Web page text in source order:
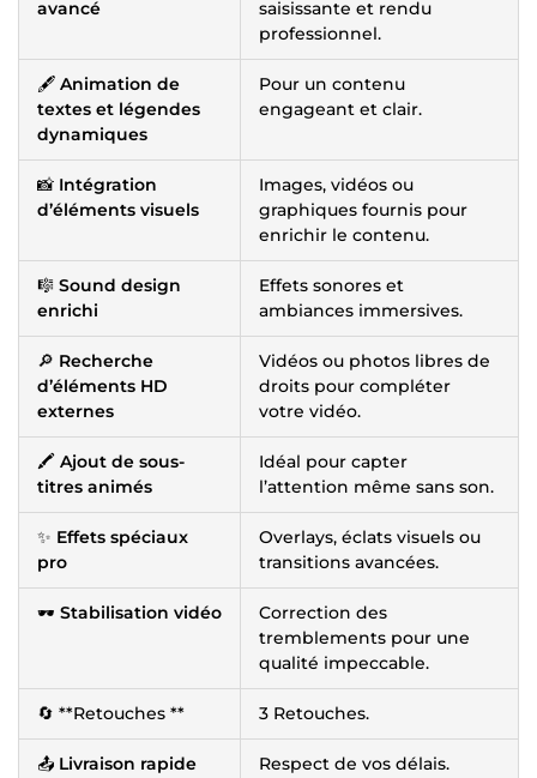
avancé
saisissante et rendu
professionnel.
🖋️ Animation de
textes et légendes
dynamiques
Pour un contenu
engageant et clair.
📸 Intégration
d’éléments visuels
Images, vidéos ou
graphiques fournis pour
enrichir le contenu.
🎼 Sound design
enrichi
Effets sonores et
ambiances immersives.
🔎 Recherche
d’éléments HD
externes
Vidéos ou photos libres de
droits pour compléter
votre vidéo.
🖍️ Ajout de sous-
titres animés
Idéal pour capter
l’attention même sans son.
✨ Effets spéciaux
pro
Overlays, éclats visuels ou
transitions avancées.
🕶️ Stabilisation vidéo
Correction des
tremblements pour une
qualité impeccable.
🔄 **Retouches ** 3 Retouches.
📤 Livraison rapide Respect de vos délais.